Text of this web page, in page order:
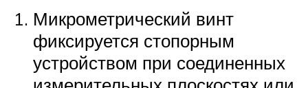
Микрометрический винт
фиксируется стопорным
устройством при соединенных